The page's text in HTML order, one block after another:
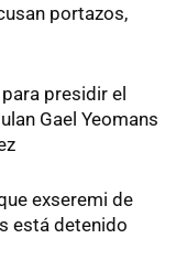
portazos,
presidir el
Gael Yeomans
exseremi de
está detenido